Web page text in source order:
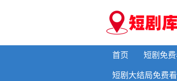
首页 短剧免
短剧大结局免费看